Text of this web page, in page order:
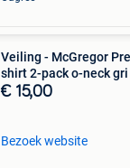
Veiling - McGregor
shirt 2-pack o-neck gri
€ 15,00
Bezoek website